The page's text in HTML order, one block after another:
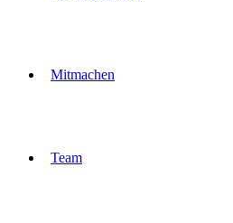
Mitmachen
Team